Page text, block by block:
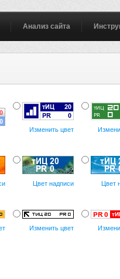
Анализ сайта
Изменить цвет
Цвет надписи Цвет
Изменить цвет